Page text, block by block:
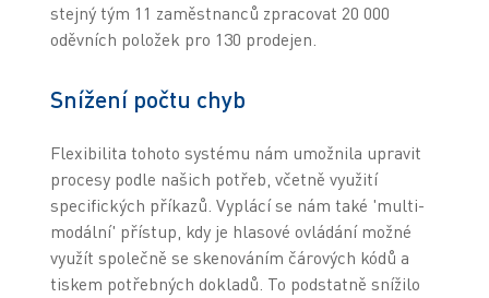
stejný tým 11 zaměstnanců zpracovat 20 000
oděvních položek pro 130 prodejen.
Snížení počtu chyb
Flexibilita tohoto systému nám umožnila upravit
procesy podle našich potřeb, včetně využití
specifických příkazů. Vyplácí se nám také 'multi-
modální' přístup, kdy je hlasové ovládání možné
využít společně se skenováním čárových kódů a
tiskem potřebných dokladů. To podstatně snížilo